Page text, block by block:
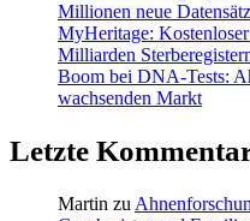
Millionen neue
MyHeritage:
Milliarden
Boom bei DNA-Tests:
wachsenden Markt
Letzte
Martin zu